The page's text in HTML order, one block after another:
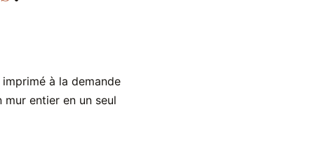
à la demande
entier en un seul